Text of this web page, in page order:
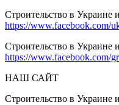
Строительство в Украине
https://www.facebook.com/
Строительство в Украине
https://www.facebook.com/
НАШ САЙТ
Строительство в Украине